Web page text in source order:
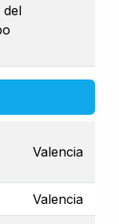
del
Valencia
Valencia